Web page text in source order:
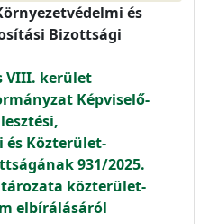
és
Bizottsági
VIII. kerület
Képviselő-
és Közterület-
931/2025.
közterület-
elbírálásáról